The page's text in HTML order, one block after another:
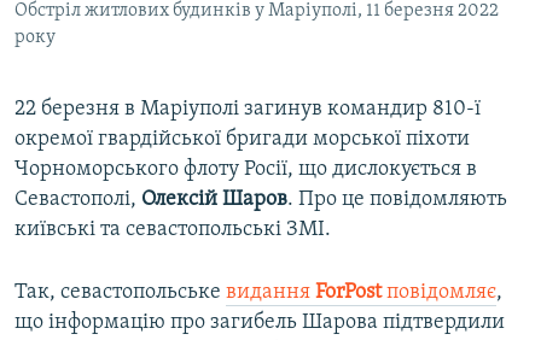
Обстріл житлових будинків у Маріуполі, 11 березня 2022
року
22 березня в Маріуполі загинув командир 810-ї
окремої гвардійської бригади морської піхоти
Чорноморського флоту Росії, що дислокується в
Севастополі, Олексій Шаров. Про це повідомляють
київські та севастопольські ЗМІ.
Так, севастопольське видання ForPostповідомляє,
що інформацію про загибель Шарова підтвердили